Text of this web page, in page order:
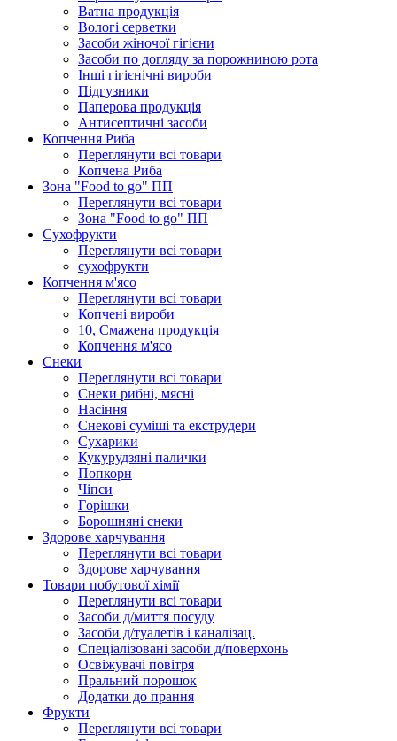
Ватна продукція
Вологi серветки
Засоби жіночої гігієни
Засоби по догляду за порожниною рота
Інші гігієнічні вироби
Підгузники
Паперова продукція
Антисептичні засоби
Копчення Риба
Переглянути всі товари
Копчена Риба
Зона "Food to go" ПП
Переглянути всі товари
Зона "Food to go" ПП
Сухофрукти
Переглянути всі товари
сухофрукти
Копчення м'ясо
Переглянути всі товари
Копчені вироби
10, Смажена продукція
Копчення м'ясо
Снеки
Переглянути всі товари
Снеки рибні, мясні
Насіння
Снекові суміші та екструдери
Сухарики
Кукурудзяні пaлички
Попкорн
Чіпси
Гoрішки
Борошняні снеки
Здорове харчування
Переглянути всі товари
Здорове харчування
Товари побутової хімії
Переглянути всі товари
Засоби д/миття посуду
Засоби д/туалетів і каналізац.
Спеціалізовані засоби д/поверхонь
Освіжувачі повітря
Пральний порошок
Додатки до прання
Фрукти
Переглянути всі товари